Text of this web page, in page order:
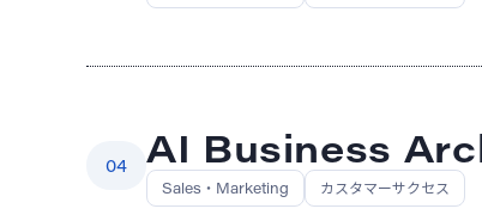
04 AI Business
Sales・Marketing カスタマーサクセス